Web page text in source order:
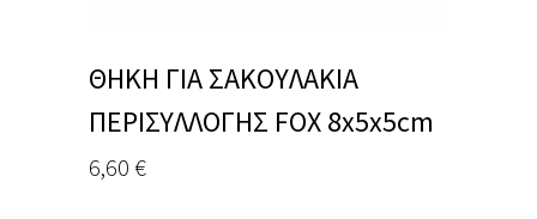
ΘΗΚΗ ΓΙΑ ΣΑΚΟΥΛΑΚΙΑ
ΠΕΡΙΣΥΛΛΟΓΗΣ FOX 8x5x5cm
6,60 €